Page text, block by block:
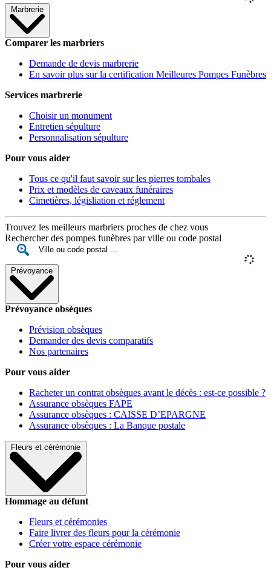
Marbrerie
Comparer les marbriers
Demande de devis marbrerie
En savoir plus sur la certification Meilleures Pompes Funèbres
Services marbrerie
Choisir un monument
Entretien sépulture
Personnalisation sépulture
Pour vous aider
Tous ce qu'il faut savoir sur les pierres tombales
Prix et modèles de caveaux funéraires
Cimetières, législiation et réglement
Trouvez les meilleurs marbriers proches de chez vous
Rechercher des pompes funèbres par ville ou code postal
Prévoyance
Prévoyance obsèques
Prévision obsèques
Demander des devis comparatifs
Nos partenaires
Pour vous aider
Racheter un contrat obsèques avant le décès : est-ce possible ?
Assurance obsèques FAPE
Assurance obsèques : CAISSE D’EPARGNE
Assurance obsèques : La Banque postale
Fleurs et cérémonie
Hommage au défunt
Fleurs et cérémonies
Faire livrer des fleurs pour la cérémonie
Créer votre espace cérémonie
Pour vous aider